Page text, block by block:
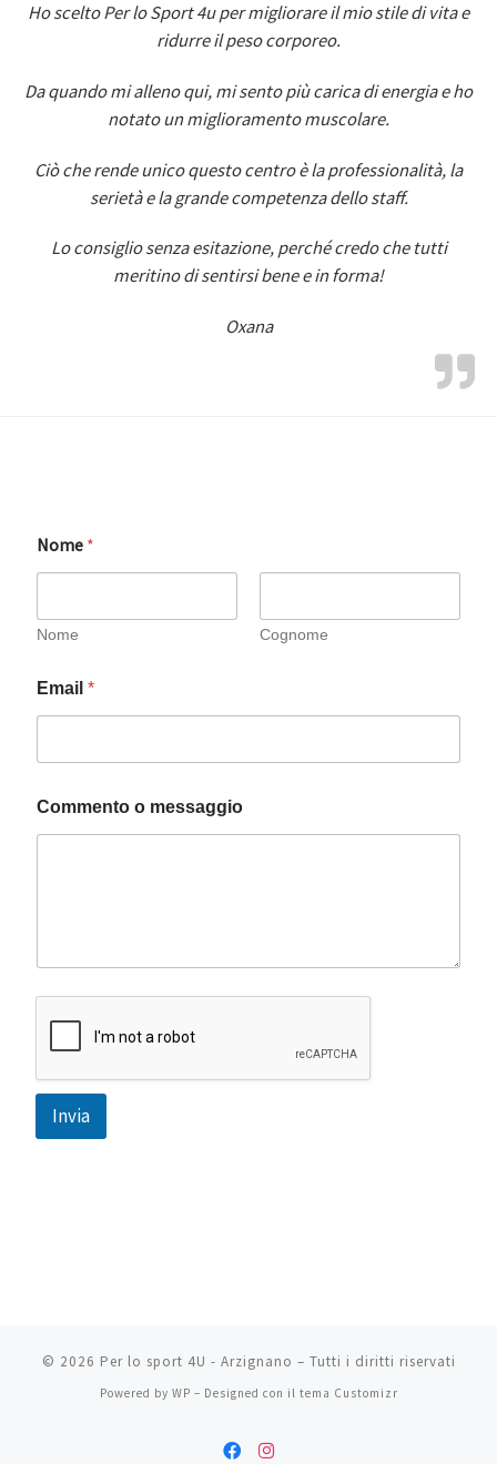
Ho scelto Per lo Sport 4u per migliorare il mio stile di vita e
ridurre il peso corporeo.
Da quando mi alleno qui, mi sento più carica di energia e ho
notato un miglioramento muscolare.
Ciò che rende unico questo centro è la professionalità, la
serietà e la grande competenza dello staff.
Lo consiglio senza esitazione, perché credo che tutti
meritino di sentirsi bene e in forma!
Oxana
Nome *
Nome Cognome
o
m
e
s
s
Email *
Commento o messaggio
Invia
© 2026 Per lo sport 4U - Arzignano – Tutti i diritti riservati
Powered by WP – Designed con il tema Customizr